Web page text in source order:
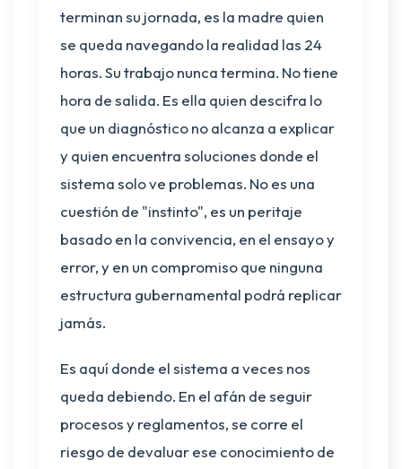
terminan su jornada, es la madre quien
se queda navegando la realidad las 24
horas. Su trabajo nunca termina. No tiene
hora de salida. Es ella quien descifra lo
que un diagnóstico no alcanza a explicar
y quien encuentra soluciones donde el
sistema solo ve problemas. No es una
cuestión de "instinto", es un peritaje
basado en la convivencia, en el ensayo y
error, y en un compromiso que ninguna
estructura gubernamental podrá replicar
jamás.
Es aquí donde el sistema a veces nos
queda debiendo. En el afán de seguir
procesos y reglamentos, se corre el
riesgo de devaluar ese conocimiento de